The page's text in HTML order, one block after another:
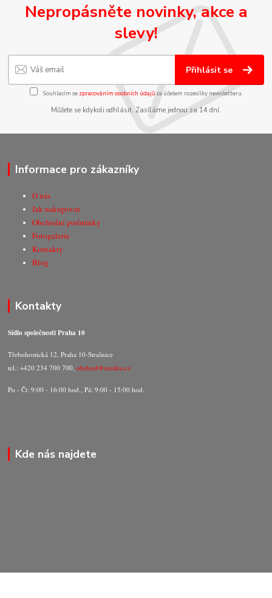
Nepropásněte novinky, akce a
slevy!
Přihlásit se
Souhlasím se zpracováním osobních údajůza účelem rozesílky newsletteru.
Můžete se kdykoli odhlásit. Zasíláme jednou za 14 dní.
Informace pro zákazníky
O nás
Jak nakupovat
Obchodní podmínky
Fotogalerie
Kontakty
Blog
Kontakty
Sídlo společnosti Praha 10
Třebohostická 12, Praha 10-Strašnice
tel.: +420 234 700 700,obchod@razitka.cz
Po - Čt: 9:00 - 16:00 hod., Pá: 9:00 - 15:00 hod.
Kde nás najdete